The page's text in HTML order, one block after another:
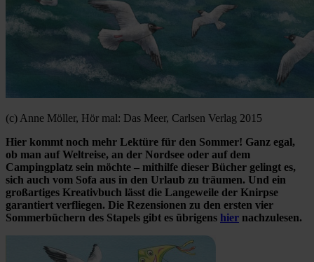
(c) Anne Möller, Hör mal: Das Meer, Carlsen Verlag 2015
Hier kommt noch mehr Lektüre für den Sommer! Ganz egal,
ob man auf Weltreise, an der Nordsee oder auf dem
Campingplatz sein möchte – mithilfe dieser Bücher gelingt es,
sich auch vom Sofa aus in den Urlaub zu träumen. Und ein
großartiges Kreativbuch lässt die Langeweile der Knirpse
garantiert verfliegen. Die Rezensionen zu den ersten vier
Sommerbüchern des Stapels gibt es übrigens hier nachzulesen.